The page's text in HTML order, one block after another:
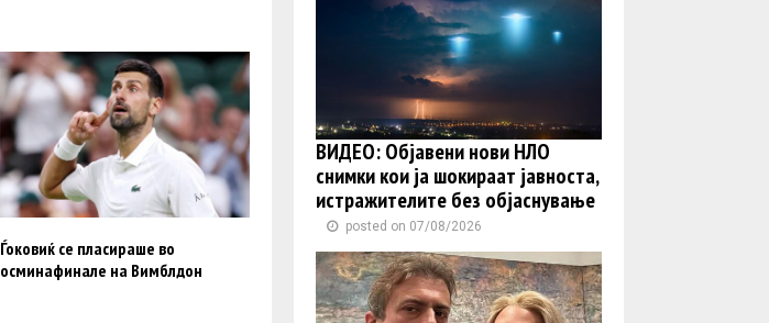
Ѓоковиќ се пласираше во
осминафинале на Вимблдон
ВИДЕО: Објавени нови НЛО
снимки кои ја шокираат јавноста,
истражителите без објаснување
posted on 07/08/2026